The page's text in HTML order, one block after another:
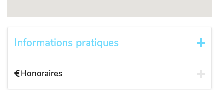
Informations pratiques
Honoraires